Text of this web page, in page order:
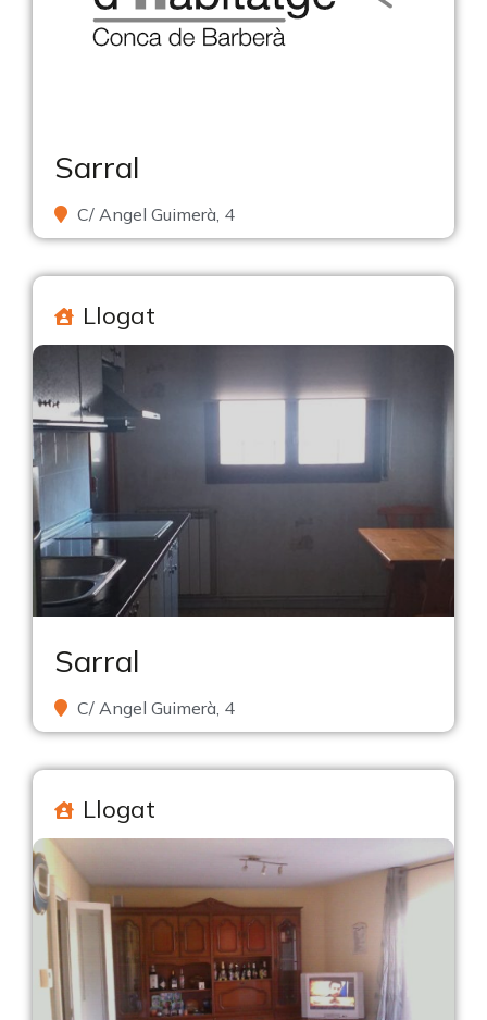
Sarral
C/ Angel Guimerà, 4
Llogat
Sarral
C/ Angel Guimerà, 4
Llogat